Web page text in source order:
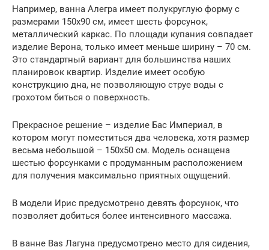
Например, ванна Алегра имеет полукруглую форму с
размерами 150х90 см, имеет шесть форсунок,
металлический каркас. По площади купания совпадает
изделие Верона, только имеет меньше ширину – 70 см.
Это стандартный вариант для большинства наших
планировок квартир. Изделие имеет особую
конструкцию дна, не позволяющую струе воды с
грохотом биться о поверхность.
Прекрасное решение – изделие Бас Империал, в
котором могут поместиться два человека, хотя размер
весьма небольшой – 150х50 см. Модель оснащена
шестью форсунками с продуманным расположением
для получения максимально приятных ощущений.
В модели Ирис предусмотрено девять форсунок, что
позволяет добиться более интенсивного массажа.
В ванне Bas Лагуна предусмотрено место для сидения,